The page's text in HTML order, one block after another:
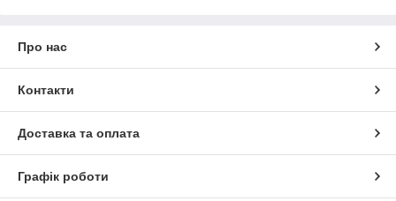
Про нас
Контакти
Доставка та оплата
Графік роботи